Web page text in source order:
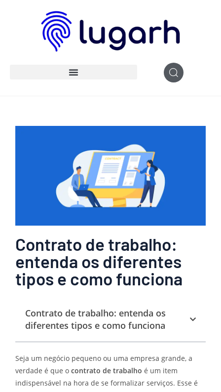
Contrato de trabalho:
entenda os diferentes
tipos e como funciona
Contrato de trabalho: entenda os
diferentes tipos e como funciona
Seja um negócio pequeno ou uma empresa grande, a
verdade é que o contrato de trabalho é um item
indispensável na hora de se formalizar serviços. Esse é